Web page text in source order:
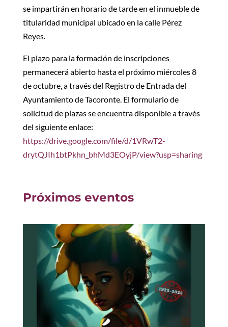
se impartirán en horario de tarde en el inmueble de
titularidad municipal ubicado en la calle Pérez
Reyes.
El plazo para la formación de inscripciones
permanecerá abierto hasta el próximo miércoles 8
de octubre, a través del Registro de Entrada del
Ayuntamiento de Tacoronte. El formulario de
solicitud de plazas se encuentra disponible a través
del siguiente enlace:
https://drive.google.com/file/d/1VRwT2-
drytQJIh1btPkhn_bhMd3EOyjP/view?usp=sharing
Próximos eventos